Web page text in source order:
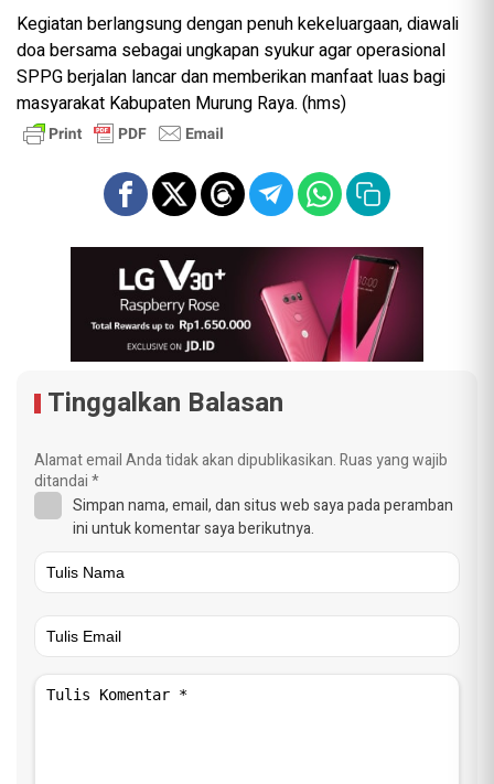
Kegiatan berlangsung dengan penuh kekeluargaan, diawali
doa bersama sebagai ungkapan syukur agar operasional
SPPG berjalan lancar dan memberikan manfaat luas bagi
masyarakat Kabupaten Murung Raya. (hms)
Tinggalkan Balasan
Alamat email Anda tidak akan dipublikasikan.Ruas yang wajib
ditandai*
Simpan nama, email, dan situs web saya pada peramban
ini untuk komentar saya berikutnya.